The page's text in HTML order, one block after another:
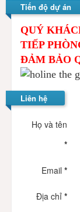
Tiến độ dự án
QUÝ
TIẾP
ĐẢM BẢO
Liên hệ
Họ và tên
*
Email *
Địa chỉ *